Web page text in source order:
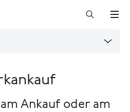
Ankauf oder am